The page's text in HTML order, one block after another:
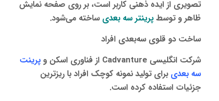
تصویری از ایده ذهنی کاربر است، بر روی صفحه نمایش
ظاهر و توسطپرینتر سه‌ بعدی ساخته می‌شود.
ساخت دو قلوی سه‌بعدی افراد
شرکت انگلیسی Cadvanture از فناوری اسکن و
پرینت
سه‌ بعدی برای تولید نمونه کوچک افراد با ریزترین
جزئیات استفاده کرده است.